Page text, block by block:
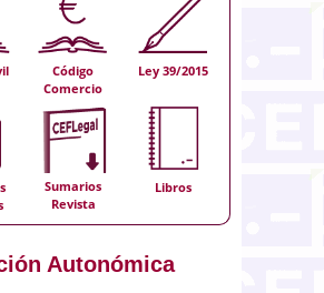
Código
Comercio
Ley 39/2015
Sumarios
Revista
Libros
Autonómica